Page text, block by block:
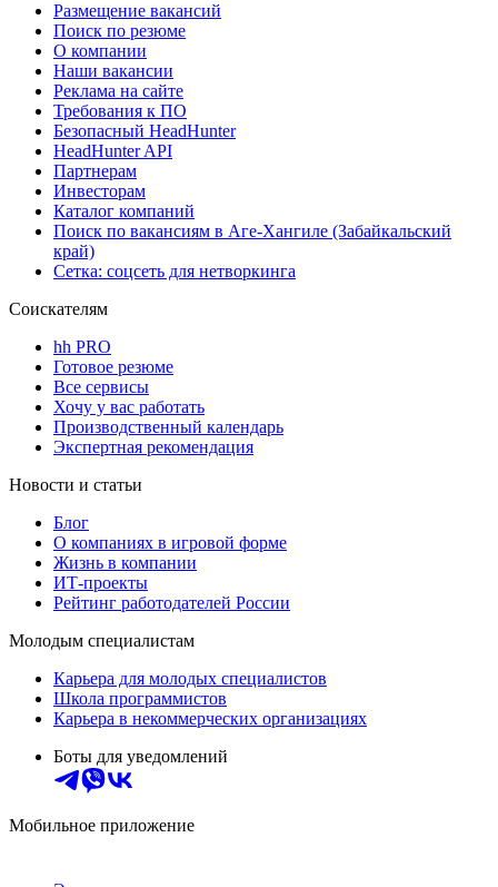
Размещение вакансий
Поиск по резюме
О компании
Наши вакансии
Реклама на сайте
Требования к ПО
Безопасный HeadHunter
HeadHunter API
Партнерам
Инвесторам
Каталог компаний
Поиск по вакансиям в Аге-Хангиле (Забайкальский
край)
Сетка: соцсеть для нетворкинга
Соискателям
hh PRO
Готовое резюме
Все сервисы
Хочу у вас работать
Производственный календарь
Экспертная рекомендация
Новости и статьи
Блог
О компаниях в игровой форме
Жизнь в компании
ИТ-проекты
Рейтинг работодателей России
Молодым специалистам
Карьера для молодых специалистов
Школа программистов
Карьера в некоммерческих организациях
Боты для уведомлений
Мобильное приложение